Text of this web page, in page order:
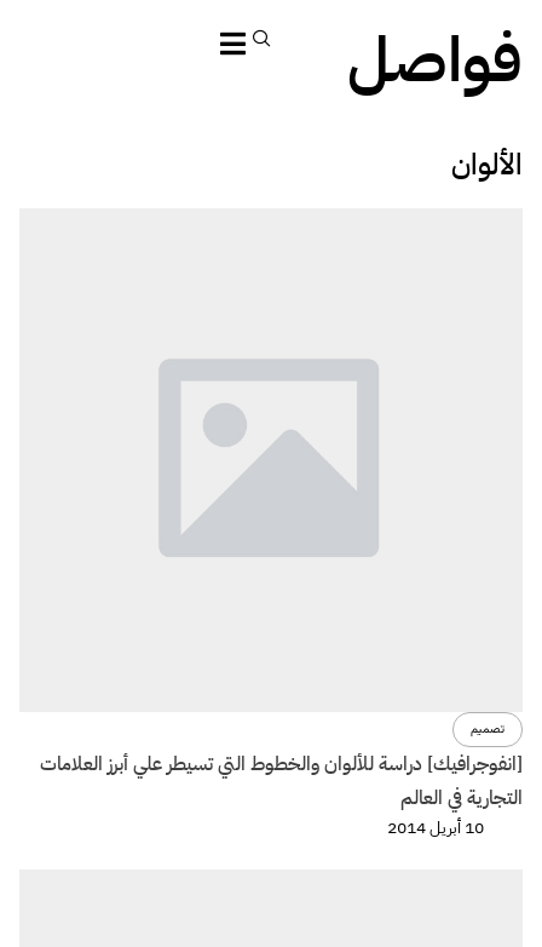
فواصل
الألوان
تصميم
[انفوجرافيك] دراسة للألوان والخطوط التي تسيطر علي أبرز العلامات
التجارية في العالم
10 أبريل 2014